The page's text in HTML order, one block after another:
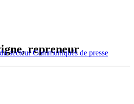
secteurCommuniqués de presse
repreneur